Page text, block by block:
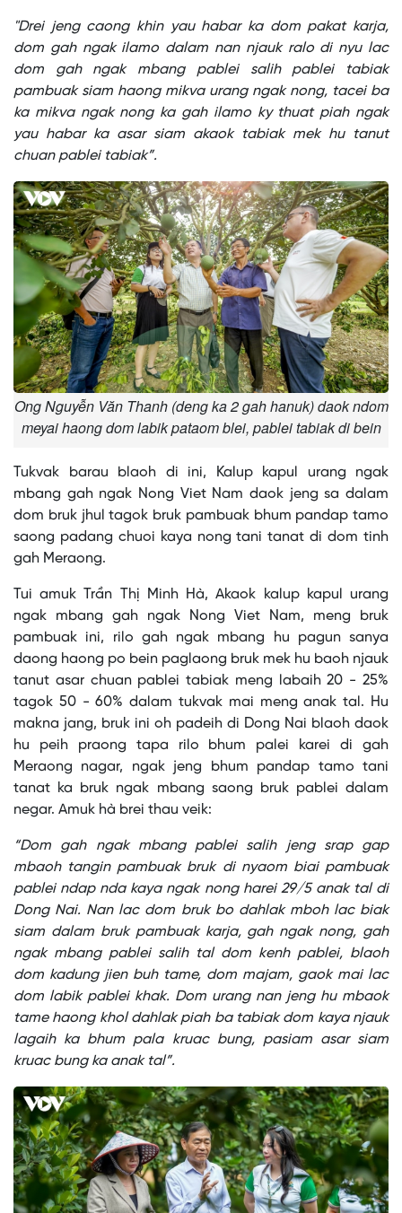
"Drei jeng caong khin yau habar ka dom pakat karja,
dom gah ngak ilamo dalam nan njauk ralo di nyu lac
dom gah ngak mbang pablei salih pablei tabiak
pambuak siam haong mikva urang ngak nong, tacei ba
ka mikva ngak nong ka gah ilamo ky thuat piah ngak
yau habar ka asar siam akaok tabiak mek hu tanut
chuan pablei tabiak”.
Ong Nguyễn Văn Thanh (deng ka 2 gah hanuk) daok ndom
meyai haong dom labik pataom blei, pablei tabiak di bein
Tukvak barau blaoh di ini, Kalup kapul urang ngak
mbang gah ngak Nong Viet Nam daok jeng sa dalam
dom bruk jhul tagok bruk pambuak bhum pandap tamo
saong padang chuoi kaya nong tani tanat di dom tinh
gah Meraong.
Tui amuk Trần Thị Minh Hà, Akaok kalup kapul urang
ngak mbang gah ngak Nong Viet Nam, meng bruk
pambuak ini, rilo gah ngak mbang hu pagun sanya
daong haong po bein paglaong bruk mek hu baoh njauk
tanut asar chuan pablei tabiak meng labaih 20 - 25%
tagok 50 - 60% dalam tukvak mai meng anak tal. Hu
makna jang, bruk ini oh padeih di Dong Nai blaoh daok
hu peih praong tapa rilo bhum palei karei di gah
Meraong nagar, ngak jeng bhum pandap tamo tani
tanat ka bruk ngak mbang saong bruk pablei dalam
negar. Amuk hà brei thau veik:
“Dom gah ngak mbang pablei salih jeng srap gap
mbaoh tangin pambuak bruk di nyaom biai pambuak
pablei ndap nda kaya ngak nong harei 29/5 anak tal di
Dong Nai. Nan lac dom bruk bo dahlak mboh lac biak
siam dalam bruk pambuak karja, gah ngak nong, gah
ngak mbang pablei salih tal dom kenh pablei, blaoh
dom kadung jien buh tame, dom majam, gaok mai lac
dom labik pablei khak. Dom urang nan jeng hu mbaok
tame haong khol dahlak piah ba tabiak dom kaya njauk
lagaih ka bhum pala kruac bung, pasiam asar siam
kruac bung ka anak tal”.